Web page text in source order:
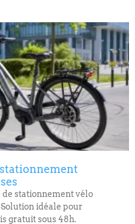
de stationnement vélo
idéale pour
gratuit sous 48h.